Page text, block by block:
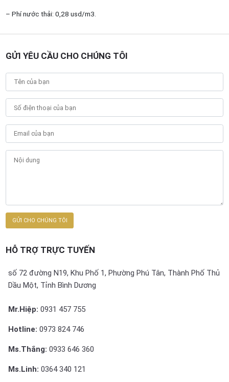
– Phí nước thải: 0,28 usd/m3.
GỬI YÊU CẦU CHO CHÚNG TÔI
HỖ TRỢ TRỰC TUYẾN
số 72 đường N19, Khu Phố 1, Phường Phú Tân, Thành Phố Thủ
Dầu Một, Tỉnh Bình Dương
Mr.Hiệp: 0931 457 755
Hotline: 0973 824 746
Ms.Thắng: 0933 646 360
Ms.Linh: 0364 340 121